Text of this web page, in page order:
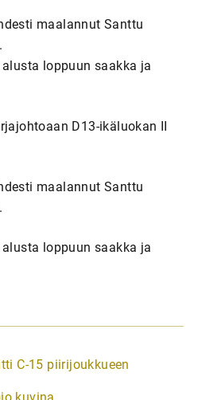
maalannut Santtu
loppuun saakka ja
D13-ikäluokan II
maalannut Santtu
loppuun saakka ja
C-15 piirijoukkueen